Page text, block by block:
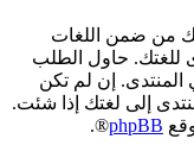
من ضمن اللغات
للغتك. حاول الطلب
إن لم تكن
إلى لغتك إذا شئت.
phpBB
®.